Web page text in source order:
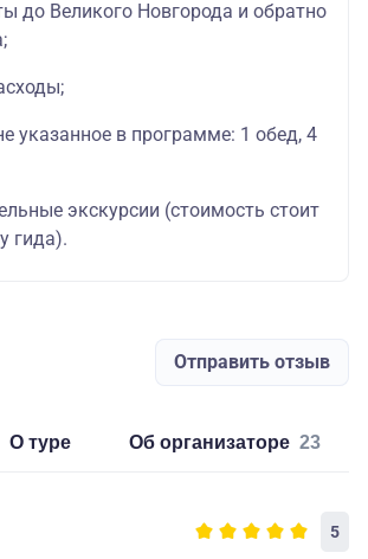
до Великого Новгорода и обратно
указанное в программе: 1 обед, 4
экскурсии (стоимость стоит
гида).
Отправить отзыв
о туре об организаторе 23
5